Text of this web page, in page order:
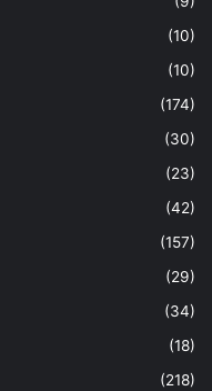
(10)
(10)
(174)
(30)
(23)
(42)
(157)
(29)
(34)
(18)
(218)